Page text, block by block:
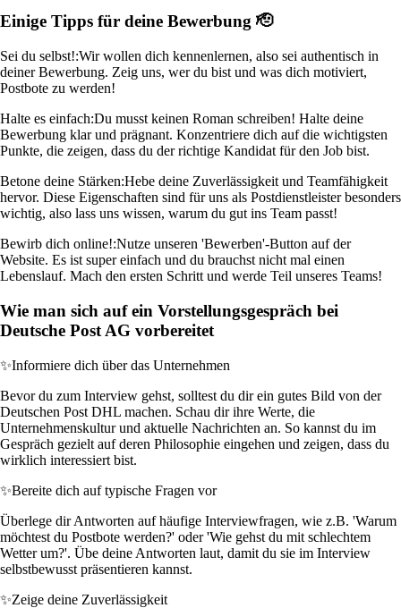
Einige Tipps für deine Bewerbung 🫡
Sei du selbst!:Wir wollen dich kennenlernen, also sei authentisch in
deiner Bewerbung. Zeig uns, wer du bist und was dich motiviert,
Postbote zu werden!
Halte es einfach:Du musst keinen Roman schreiben! Halte deine
Bewerbung klar und prägnant. Konzentriere dich auf die wichtigsten
Punkte, die zeigen, dass du der richtige Kandidat für den Job bist.
Betone deine Stärken:Hebe deine Zuverlässigkeit und Teamfähigkeit
hervor. Diese Eigenschaften sind für uns als Postdienstleister besonders
wichtig, also lass uns wissen, warum du gut ins Team passt!
Bewirb dich online!:Nutze unseren 'Bewerben'-Button auf der
Website. Es ist super einfach und du brauchst nicht mal einen
Lebenslauf. Mach den ersten Schritt und werde Teil unseres Teams!
Wie man sich auf ein Vorstellungsgespräch bei
Deutsche Post AG vorbereitet
✨Informiere dich über das Unternehmen
Bevor du zum Interview gehst, solltest du dir ein gutes Bild von der
Deutschen Post DHL machen. Schau dir ihre Werte, die
Unternehmenskultur und aktuelle Nachrichten an. So kannst du im
Gespräch gezielt auf deren Philosophie eingehen und zeigen, dass du
wirklich interessiert bist.
✨Bereite dich auf typische Fragen vor
Überlege dir Antworten auf häufige Interviewfragen, wie z.B. 'Warum
möchtest du Postbote werden?' oder 'Wie gehst du mit schlechtem
Wetter um?'. Übe deine Antworten laut, damit du sie im Interview
selbstbewusst präsentieren kannst.
✨Zeige deine Zuverlässigkeit